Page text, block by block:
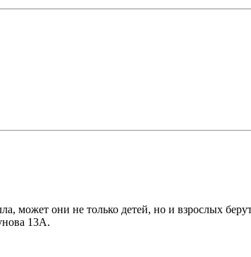
может они не только детей, но и взрослых
13А.